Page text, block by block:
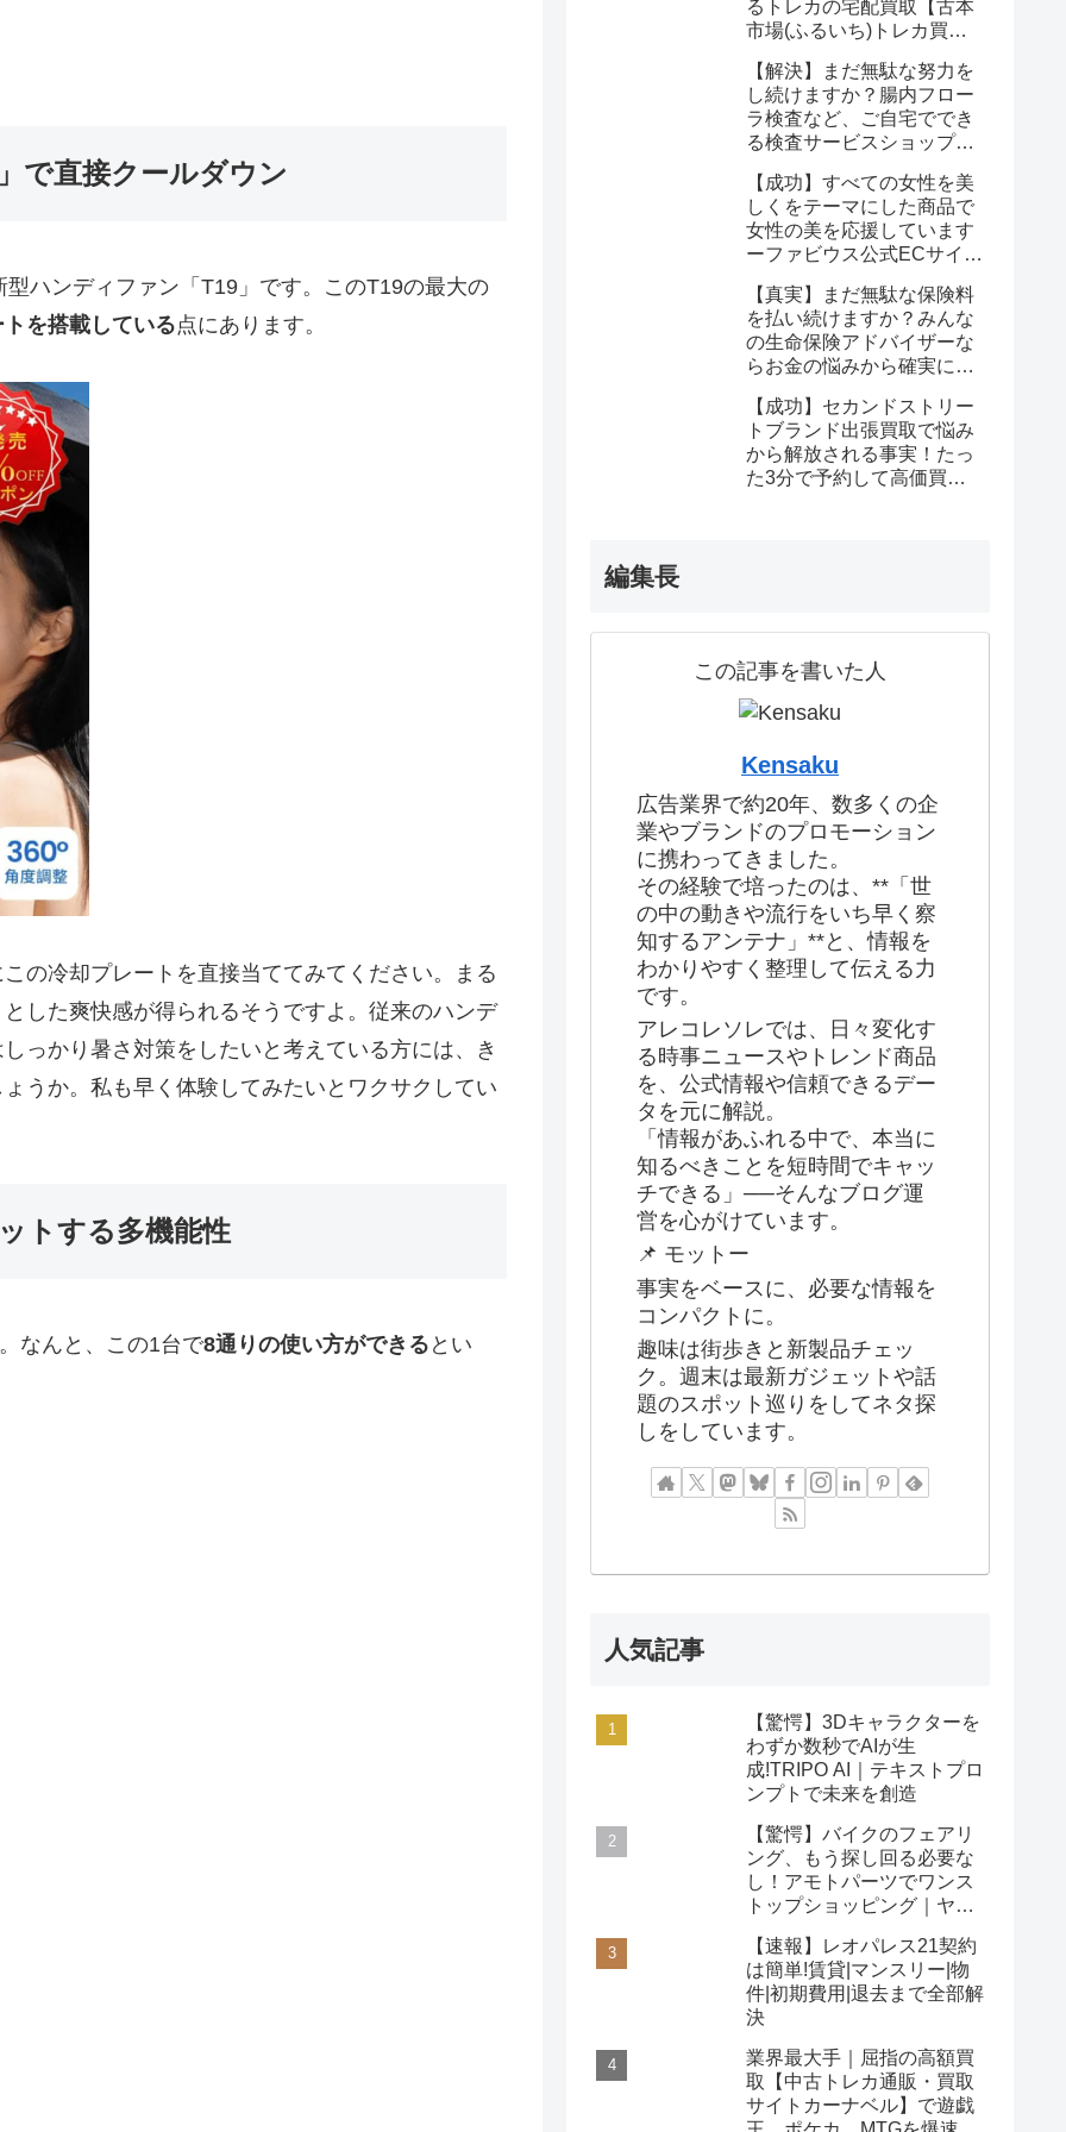
で直接クールダウン
ハンディファン「T19」です。このT19の最大の
を搭載している点にあります。
の冷却プレートを直接当ててみてください。まる
した爽快感が得られるそうですよ。従来のハンデ
っかり暑さ対策をしたいと考えている方には、き
うか。私も早く体験してみたいとワクサクしてい
トする多機能性
なんと、この1台で8通りの使い方ができる とい
るトレカの宅配買取【古本
市場(ふるいち)トレカ買
みが解決する
【解決】まだ無駄な努力を
し続けますか？腸内フロー
ラ検査など、ご自宅ででき
る検査サービスショップ
ならたった1回で驚くほど
簡単に悩みが解消する事実
【成功】すべての女性を美
しくをテーマにした商品で
女性の美を応援しています
ーファビウス公式ECサイト
クション金賞の秘密を公開
【真実】まだ無駄な保険料
を払い続けますか？みんな
の生命保険アドバイザーな
らお金の悩みから確実に解
【成功】セカンドストリー
トブランド出張買取で悩み
から解放される事実！たっ
た3分で予約して高価買取
編集長
この記事を書いた人
Kensaku
広告業界で約20年、数多くの企
業やブランドのプロモーション
に携わってきました。
その経験で培ったのは、**「世
の中の動きや流行をいち早く察
知するアンテナ」**と、情報を
わかりやすく整理して伝える力
です。
アレコレソレでは、日々変化す
る時事ニュースやトレンド商品
を、公式情報や信頼できるデー
タを元に解説。
「情報があふれる中で、本当に
知るべきことを短時間でキャッ
チできる」──そんなブログ運
営を心がけています。
📌 モットー
事実をベースに、必要な情報を
コンパクトに。
趣味は街歩きと新製品チェッ
ク。週末は最新ガジェットや話
題のスポット巡りをしてネタ探
しをしています。
人気記事
【驚愕】3Dキャラクターを
わずか数秒でAIが生
成!TRIPO AI｜テキストプロ
ンプトで未来を創造
【驚愕】バイクのフェアリ
ング、もう探し回る必要な
し！アモトパーツでワンス
トップショッピング｜ヤマ
【速報】レオパレス21契約
は簡単!賃貸|マンスリー|物
件|初期費用|退去まで全部解
決
業界最大手｜屈指の高額買
取【中古トレカ通販・買取
サイトカーナベル】で遊戯